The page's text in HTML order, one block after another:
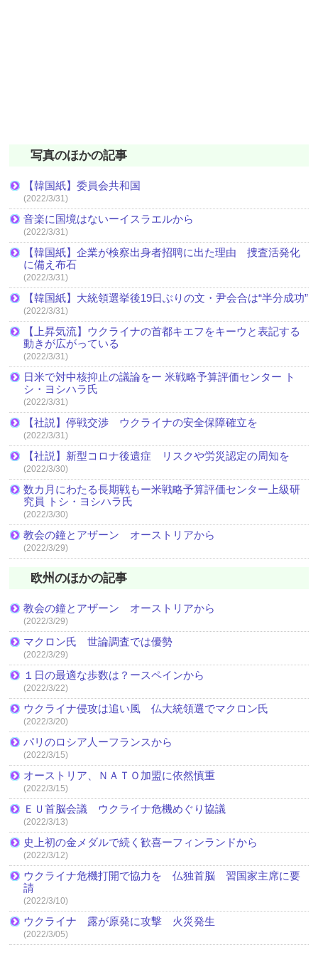
写真のほかの記事
【韓国紙】委員会共和国
(2022/3/31)
音楽に国境はないーイスラエルから
(2022/3/31)
【韓国紙】企業が検察出身者招聘に出た理由 捜査活発化
に備え布石
(2022/3/31)
【韓国紙】大統領選挙後19日ぶりの文・尹会合は“半分成功”
(2022/3/31)
【上昇気流】ウクライナの首都キエフをキーウと表記する
動きが広がっている
(2022/3/31)
日米で対中核抑止の議論をー 米戦略予算評価センター ト
シ・ヨシハラ氏
(2022/3/31)
【社説】停戦交渉 ウクライナの安全保障確立を
(2022/3/31)
【社説】新型コロナ後遺症 リスクや労災認定の周知を
(2022/3/30)
数カ月にわたる長期戦もー米戦略予算評価センター上級研
究員 トシ・ヨシハラ氏
(2022/3/30)
教会の鐘とアザーン オーストリアから
(2022/3/29)
欧州のほかの記事
教会の鐘とアザーン オーストリアから
(2022/3/29)
マクロン氏 世論調査では優勢
(2022/3/29)
１日の最適な歩数は？ースペインから
(2022/3/22)
ウクライナ侵攻は追い風 仏大統領選でマクロン氏
(2022/3/20)
パリのロシア人ーフランスから
(2022/3/15)
オーストリア、ＮＡＴＯ加盟に依然慎重
(2022/3/15)
ＥＵ首脳会議 ウクライナ危機めぐり協議
(2022/3/13)
史上初の金メダルで続く歓喜ーフィンランドから
(2022/3/12)
ウクライナ危機打開で協力を 仏独首脳 習国家主席に要
請
(2022/3/10)
ウクライナ 露が原発に攻撃 火災発生
(2022/3/05)